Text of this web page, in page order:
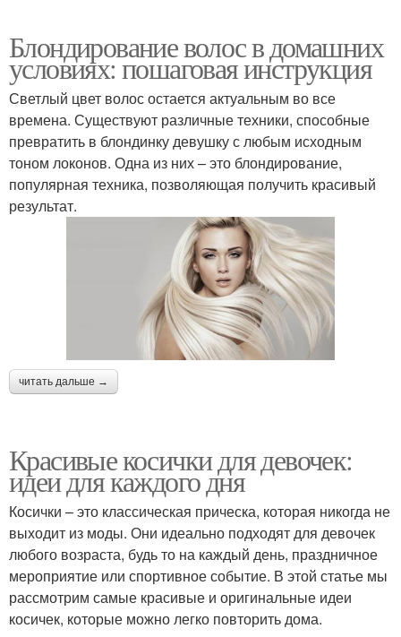
Блондирование волос в домашних
условиях: пошаговая инструкция
Светлый цвет волос остается актуальным во все
времена. Существуют различные техники, способные
превратить в блондинку девушку с любым исходным
тоном локонов. Одна из них – это блондирование,
популярная техника, позволяющая получить красивый
результат.
читать дальше →
Красивые косички для девочек:
идеи для каждого дня
Косички – это классическая прическа, которая никогда не
выходит из моды. Они идеально подходят для девочек
любого возраста, будь то на каждый день, праздничное
мероприятие или спортивное событие. В этой статье мы
рассмотрим самые красивые и оригинальные идеи
косичек, которые можно легко повторить дома.